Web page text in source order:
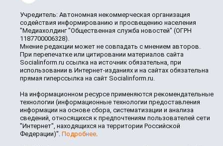
Учредитель: Автономная некоммерческая организация
содействия информированию и просвещению населения
"Медиахолдинг "Общественная служба новостей" (ОГРН
1187700006328).
Мнение редакции может не совпадать с мнением авторов.
При перепечатке или цитировании материалов сайта
Socialinform.ru ссылка на источник обязательна, при
использовании в Интернет-изданиях и на сайтах обязательна
прямая гиперссылка на сайт Socialinform.ru.
На информационном ресурсе применяются рекомендательные
технологии (информационные технологии предоставления
информации на основе сбора, систематизации и анализа
сведений, относящихся к предпочтениям пользователей сети
"Интернет", находящихся на территории Российской
Федерации)". Подробнее.